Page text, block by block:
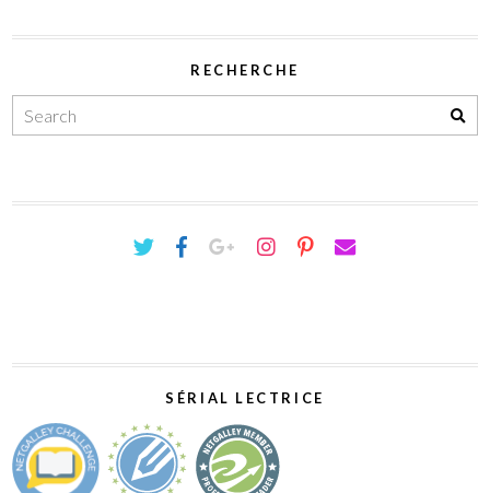
RECHERCHE
SÉRIAL LECTRICE